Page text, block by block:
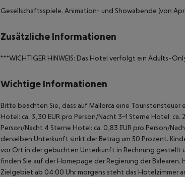
Gesellschaftsspiele. Animation- und Showabende (von
Zusätzliche Informationen
***WICHTIGER HINWEIS: Das Hotel verfolgt ein Adults-
Wichtige Informationen
Bitte beachten Sie, dass auf Mallorca eine Touristensteuer
Hotel: ca. 3,30 EUR pro Person/Nacht 3-1 Sterne Hotel: ca.
Person/Nacht 4 Sterne Hotel: ca. 0,83 EUR pro Person/
derselben Unterkunft sinkt der Betrag um 50 Prozent.
vor Ort in der gebuchten Unterkunft in Rechnung
finden Sie auf der Homepage der Regierung der
Zielgebiet ab 04:00 Uhr morgens steht das Hotelzimmer